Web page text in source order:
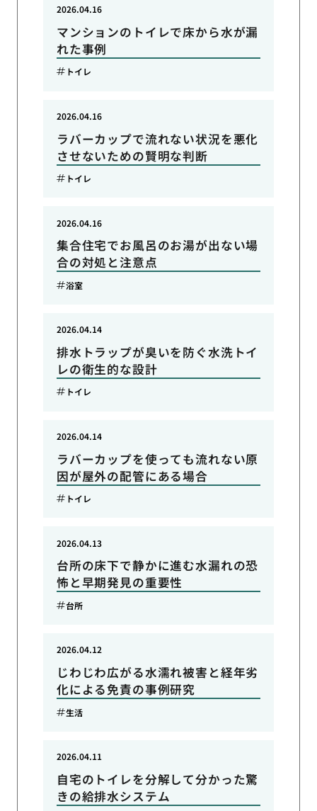
マンションのトイレで床から水が漏
れた事例
2026.04.16
トイレ
ラバーカップで流れない状況を悪化
させないための賢明な判断
2026.04.16
トイレ
集合住宅でお風呂のお湯が出ない場
合の対処と注意点
2026.04.16
浴室
排水トラップが臭いを防ぐ水洗トイ
レの衛生的な設計
2026.04.14
トイレ
ラバーカップを使っても流れない原
因が屋外の配管にある場合
2026.04.14
トイレ
台所の床下で静かに進む水漏れの恐
怖と早期発見の重要性
2026.04.13
台所
じわじわ広がる水濡れ被害と経年劣
化による免責の事例研究
2026.04.12
生活
自宅のトイレを分解して分かった驚
きの給排水システム
2026.04.11